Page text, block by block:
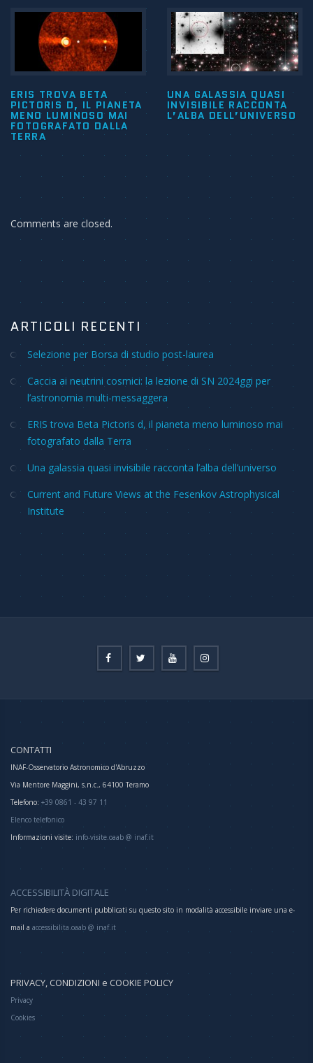
ERIS TROVA BETA
PICTORIS D, IL PIANETA
MENO LUMINOSO MAI
FOTOGRAFATO DALLA
TERRA
UNA GALASSIA QUASI
INVISIBILE RACCONTA
L’ALBA DELL’UNIVERSO
Comments are closed.
ARTICOLI RECENTI
Selezione per Borsa di studio post-laurea
Caccia ai neutrini cosmici: la lezione di SN 2024ggi per
l’astronomia multi-messaggera
ERIS trova Beta Pictoris d, il pianeta meno luminoso mai
fotografato dalla Terra
Una galassia quasi invisibile racconta l’alba dell’universo
Current and Future Views at the Fesenkov Astrophysical
Institute
CONTATTI
INAF-Osservatorio Astronomico d'Abruzzo
Via Mentore Maggini, s.n.c., 64100 Teramo
Telefono: +39 0861 - 43 97 11
Elenco telefonico
Informazioni visite: info-visite.oaab @ inaf.it
ACCESSIBILITÀ DIGITALE
Per richiedere documenti pubblicati su questo sito in modalità accessibile inviare una e-
mail a accessibilita.oaab @ inaf.it
PRIVACY, CONDIZIONI e COOKIE POLICY
Privacy
Cookies